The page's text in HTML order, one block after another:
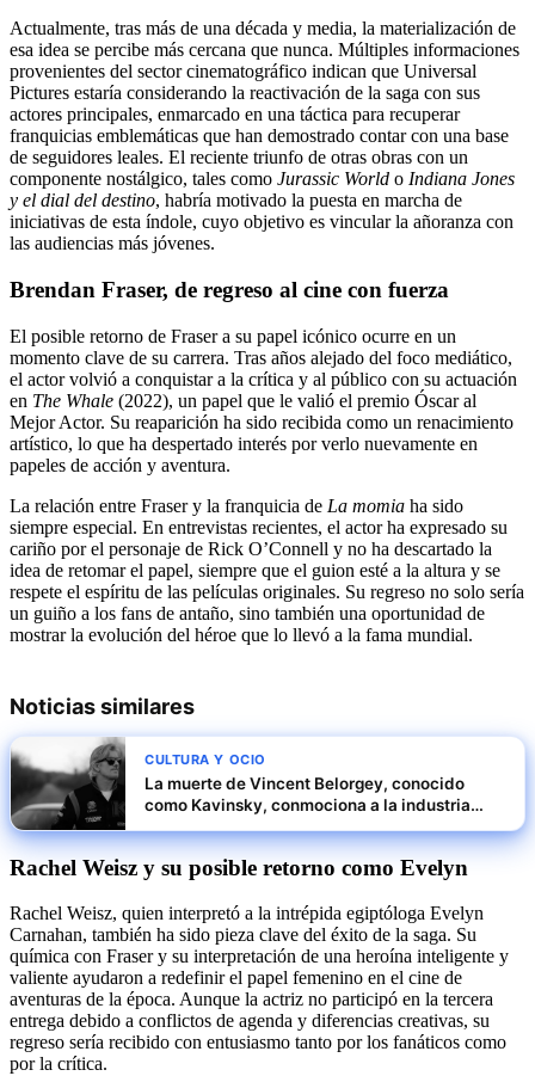
Actualmente, tras más de una década y media, la materialización de
esa idea se percibe más cercana que nunca. Múltiples informaciones
provenientes del sector cinematográfico indican que Universal
Pictures estaría considerando la reactivación de la saga con sus
actores principales, enmarcado en una táctica para recuperar
franquicias emblemáticas que han demostrado contar con una base
de seguidores leales. El reciente triunfo de otras obras con un
componente nostálgico, tales como Jurassic World o Indiana Jones
y el dial del destino, habría motivado la puesta en marcha de
iniciativas de esta índole, cuyo objetivo es vincular la añoranza con
las audiencias más jóvenes.
Brendan Fraser, de regreso al cine con fuerza
El posible retorno de Fraser a su papel icónico ocurre en un
momento clave de su carrera. Tras años alejado del foco mediático,
el actor volvió a conquistar a la crítica y al público con su actuación
en The Whale (2022), un papel que le valió el premio Óscar al
Mejor Actor. Su reaparición ha sido recibida como un renacimiento
artístico, lo que ha despertado interés por verlo nuevamente en
papeles de acción y aventura.
La relación entre Fraser y la franquicia de La momia ha sido
siempre especial. En entrevistas recientes, el actor ha expresado su
cariño por el personaje de Rick O’Connell y no ha descartado la
idea de retomar el papel, siempre que el guion esté a la altura y se
respete el espíritu de las películas originales. Su regreso no solo sería
un guiño a los fans de antaño, sino también una oportunidad de
mostrar la evolución del héroe que lo llevó a la fama mundial.
Noticias similares
CULTURA Y OCIO
La muerte de Vincent Belorgey, conocido
como Kavinsky, conmociona a la industria
musical
Rachel Weisz y su posible retorno como Evelyn
Rachel Weisz, quien interpretó a la intrépida egiptóloga Evelyn
Carnahan, también ha sido pieza clave del éxito de la saga. Su
química con Fraser y su interpretación de una heroína inteligente y
valiente ayudaron a redefinir el papel femenino en el cine de
aventuras de la época. Aunque la actriz no participó en la tercera
entrega debido a conflictos de agenda y diferencias creativas, su
regreso sería recibido con entusiasmo tanto por los fanáticos como
por la crítica.